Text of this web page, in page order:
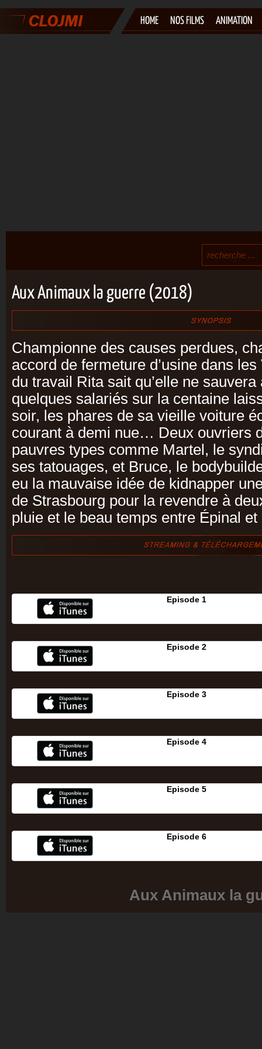
HOME NOS FILMS ANIMATION
Aux Animaux la guerre (2018)
Championne des causes perdues,
accord de fermeture d’usine dans
du travail Rita sait qu’elle ne
quelques salariés sur la centaine
soir, les phares de sa vieille voiture
courant à demi nue… Deux ouvriers
pauvres types comme Martel, le
ses tatouages, et Bruce, le
eu la mauvaise idée de kidnapper
de Strasbourg pour la revendre à
pluie et le beau temps entre Épinal et
Episode 1
Episode 2
Episode 3
Episode 4
Episode 5
Episode 6
Aux Animaux la